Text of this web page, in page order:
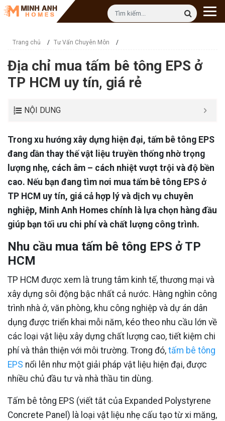
Trang chủ / Tư Vấn Chuyên Môn /
Địa chỉ mua tấm bê tông EPS ở
TP HCM uy tín, giá rẻ
NỘI DUNG
Trong xu hướng xây dựng hiện đại, tấm bê tông EPS
đang dần thay thế vật liệu truyền thống nhờ trọng
lượng nhẹ, cách âm – cách nhiệt vượt trội và độ bền
cao. Nếu bạn đang tìm nơi mua tấm bê tông EPS ở
TP HCM uy tín, giá cả hợp lý và dịch vụ chuyên
nghiệp, Minh Anh Homes chính là lựa chọn hàng đầu
giúp bạn tối ưu chi phí và chất lượng công trình.
Nhu cầu mua tấm bê tông EPS ở TP
HCM
TP HCM được xem là trung tâm kinh tế, thương mại và
xây dựng sôi động bậc nhất cả nước. Hàng nghìn công
trình nhà ở, văn phòng, khu công nghiệp và dự án dân
dụng được triển khai mỗi năm, kéo theo nhu cầu lớn về
các loại vật liệu xây dựng chất lượng cao, tiết kiệm chi
phí và thân thiện với môi trường. Trong đó, tấm bê tông
EPS nổi lên như một giải pháp vật liệu hiện đại, được
nhiều chủ đầu tư và nhà thầu tin dùng.
Tấm bê tông EPS (viết tắt của Expanded Polystyrene
Concrete Panel) là loại vật liệu nhẹ cấu tạo từ xi măng,